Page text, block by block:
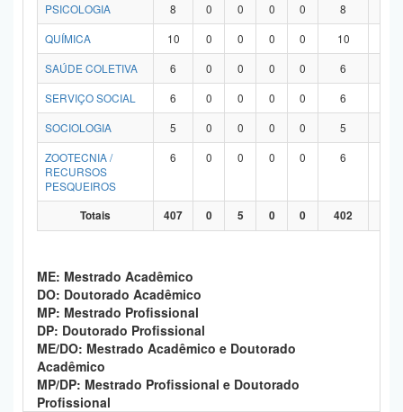
PSICOLOGIA 8 0 0 0 0 8
QUÍMICA
10 0 0 0 0 10
SAÚDE COLETIVA
6 0 0 0 0 6
SERVIÇO SOCIAL
6 0 0 0 0 6
SOCIOLOGIA
5 0 0 0 0 5
ZOOTECNIA /
RECURSOS
PESQUEIROS
6 0 0 0 0 6
Totais 407 0 5 0 0 402
ME: Mestrado Acadêmico
DO: Doutorado Acadêmico
MP: Mestrado Profissional
DP: Doutorado Profissional
ME/DO: Mestrado Acadêmico e Doutorado
Acadêmico
MP/DP: Mestrado Profissional e Doutorado
Profissional